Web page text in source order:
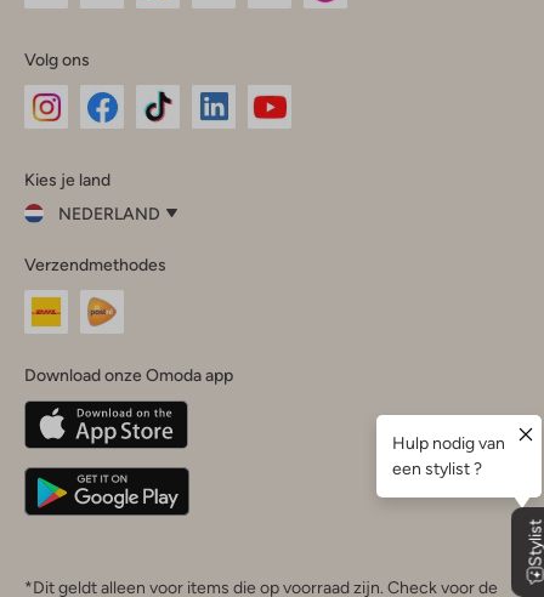
Volg ons
InstagramFacebook
Kies je land
NEDERLAND
je
land
Nederland
Belgique(Français)
Deutschland
Verzendmethodes
Download onze Omoda app
*Dit geldt alleen voor items die op voorraad zijn. Check voor de